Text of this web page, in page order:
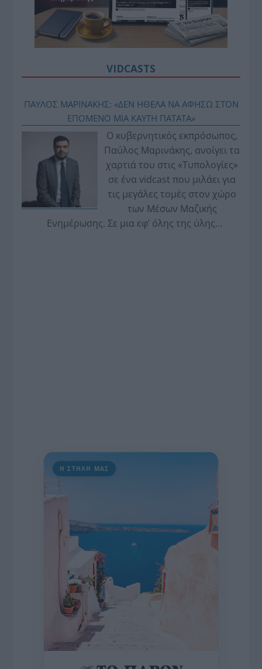
VIDCASTS
ΠΑΥΛΟΣ ΜΑΡΙΝΑΚΗΣ: «ΔΕΝ ΗΘΕΛΑ ΝΑ ΑΦΗΣΩ ΣΤΟΝ
ΕΠΟΜΕΝΟ ΜΙΑ ΚΑΥΤΗ ΠΑΤΑΤΑ»
Ο κυβερνητικός εκπρόσωπος,
Παύλος Μαρινάκης, ανοίγει τα
χαρτιά του στις «Τυπολογίες»
σε ένα vidcast που μιλάει για
τις μεγάλες τομές στον χώρο
των Μέσων Μαζικής
Ενημέρωσης. Σε μια εφ’ όλης της ύλης
Η ΣΤΗΛΗ ΜΑΣ